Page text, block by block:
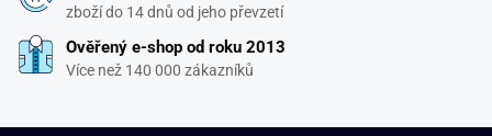
zboží do 14 dnů od jeho převzetí
Ověřený e-shop od roku 2013
Více než 140 000 zákazníků